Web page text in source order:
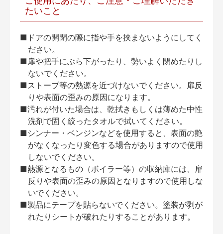
たいこと
■ドアの開閉の際に指や手を挟まないようにしてく
ださい。
■扉や把手にぶら下がったり、勢いよく閉めたりし
ないでください。
■ストーブ等の熱源を近づけないでください。扉反
りや表面の歪みの原因になります。
■汚れが付いた場合は、乾拭きもしくは薄めた中性
洗剤で固く絞ったタオルで拭いてください。
■シンナー・ベンジンなどを使用すると、表面の艶
がなくなったり変色する場合がありますので使用
しないでください。
■熱源となるもの（ボイラー等）の収納庫には、扉
反りや表面の歪みの原因となりますので使用しな
いでください。
■製品にテープを貼らないでください。塗装が剥が
れたりシートが破れたりすることがあります。